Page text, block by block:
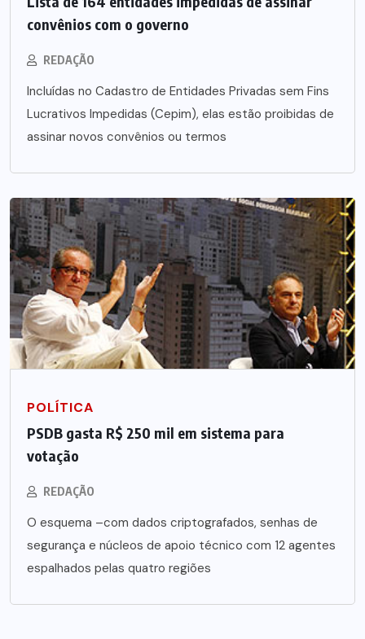
convênios com o governo
REDAÇÃO
Incluídas no Cadastro de Entidades Privadas sem Fins
Lucrativos Impedidas (Cepim), elas estão proibidas de
assinar novos convênios ou termos
POLÍTICA
PSDB gasta R$ 250 mil em sistema para
votação
REDAÇÃO
O esquema –com dados criptografados, senhas de
segurança e núcleos de apoio técnico com 12 agentes
espalhados pelas quatro regiões